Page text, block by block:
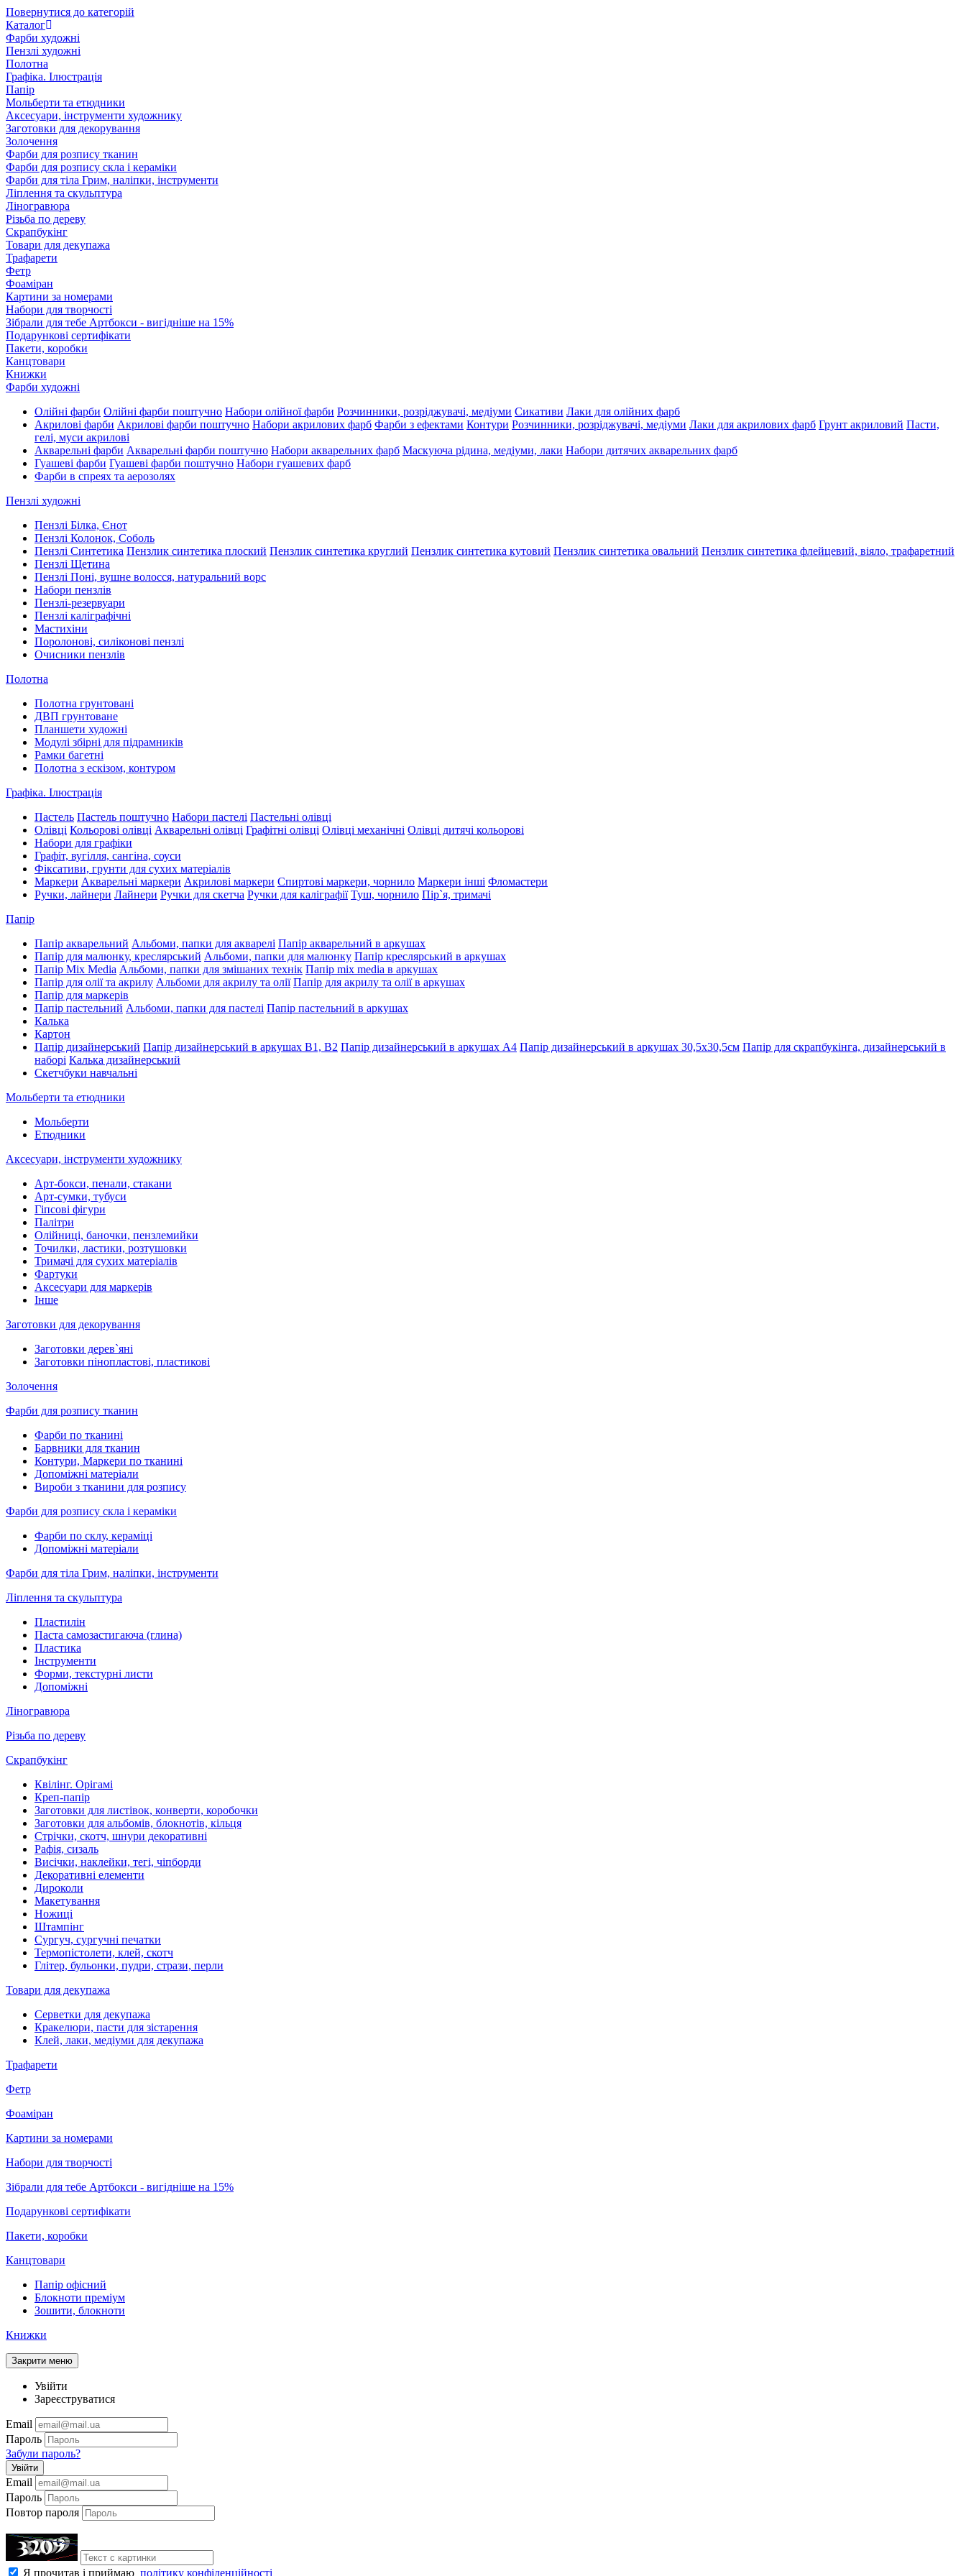
Повернутися до категорій
Каталог
Фарби художні
Пензлі художні
Полотна
Графіка. Ілюстрація
Папір
Мольберти та етюдники
Аксесуари, інструменти художнику
Заготовки для декорування
Золочення
Фарби для розпису тканин
Фарби для розпису скла і кераміки
Фарби для тіла Грим, наліпки, інструменти
Ліплення та скульптура
Ліногравюра
Різьба по дереву
Скрапбукінг
Товари для декупажа
Трафарети
Фетр
Фоаміран
Картини за номерами
Набори для творчості
Зібрали для тебе Артбокси - вигідніше на 15%
Подарункові сертифікати
Пакети, коробки
Канцтовари
Книжки
Фарби художні
Олійні фарби Олійні фарби поштучно Набори олійної фарби Розчинники, розріджувачі, медіуми Сикативи Лаки для олійних фарб
Акрилові фарби Акрилові фарби поштучно Набори акрилових фарб Фарби з ефектами Контури Розчинники, розріджувачі, медіуми Лаки для акрилових фарб Грунт акриловий Пасти,
гелі, муси акрилові
Акварельні фарби Акварельні фарби поштучно Набори акварельних фарб Маскуюча рідина, медіуми, лаки Набори дитячих акварельних фарб
Гуашеві фарби Гуашеві фарби поштучно Набори гуашевих фарб
Фарби в спреях та аерозолях
Пензлі художні
Пензлі Білка, Єнот
Пензлі Колонок, Соболь
Пензлі Синтетика Пензлик синтетика плоский Пензлик синтетика круглий Пензлик синтетика кутовий Пензлик синтетика овальний Пензлик синтетика флейцевий, віяло, трафаретний
Пензлі Щетина
Пензлі Поні, вушне волосся, натуральний ворс
Набори пензлів
Пензлі-резервуари
Пензлі каліграфічні
Мастихіни
Поролонові, силіконові пензлі
Очисники пензлів
Полотна
Полотна грунтовані
ДВП грунтоване
Планшети художні
Модулі збірні для підрамників
Рамки багетні
Полотна з ескізом, контуром
Графіка. Ілюстрація
Пастель Пастель поштучно Набори пастелі Пастельні олівці
Олівці Кольорові олівці Акварельні олівці Графітні олівці Олівці механічні Олівці дитячі кольорові
Набори для графіки
Графіт, вугілля, сангіна, соуси
Фіксативи, грунти для сухих матеріалів
Маркери Акварельні маркери Акрилові маркери Спиртові маркери, чорнило Маркери інші Фломастери
Ручки, лайнери Лайнери Ручки для скетча Ручки для каліграфії Туш, чорнило Пір`я, тримачі
Папір
Папір акварельний Альбоми, папки для акварелі Папір акварельний в аркушах
Папір для малюнку, креслярський Альбоми, папки для малюнку Папір креслярський в аркушах
Папір Mix Media Альбоми, папки для змішаних технік Папір mix media в аркушах
Папір для олії та акрилу Альбоми для акрилу та олії Папір для акрилу та олії в аркушах
Папір для маркерів
Папір пастельний Альбоми, папки для пастелі Папір пастельний в аркушах
Калька
Картон
Папір дизайнерський Папір дизайнерський в аркушах В1, В2 Папір дизайнерський в аркушах А4 Папір дизайнерський в аркушах 30,5х30,5см Папір для скрапбукінга, дизайнерський в
наборі Калька дизайнерський
Скетчбуки навчальні
Мольберти та етюдники
Мольберти
Етюдники
Аксесуари, інструменти художнику
Арт-бокси, пенали, стакани
Арт-сумки, тубуси
Гіпсові фігури
Палітри
Олійниці, баночки, пензлемийки
Точилки, ластики, розтушовки
Тримачі для сухих матеріалів
Фартуки
Аксесуари для маркерів
Інше
Заготовки для декорування
Заготовки дерев`яні
Заготовки пінопластові, пластикові
Золочення
Фарби для розпису тканин
Фарби по тканині
Барвники для тканин
Контури, Маркери по тканині
Допоміжні матеріали
Вироби з тканини для розпису
Фарби для розпису скла і кераміки
Фарби по склу, кераміці
Допоміжні матеріали
Фарби для тіла Грим, наліпки, інструменти
Ліплення та скульптура
Пластилін
Паста самозастигаюча (глина)
Пластика
Інструменти
Форми, текстурні листи
Допоміжні
Ліногравюра
Різьба по дереву
Скрапбукінг
Квілінг. Орігамі
Креп-папір
Заготовки для листівок, конверти, коробочки
Заготовки для альбомів, блокнотів, кільця
Стрічки, скотч, шнури декоративні
Рафія, сизаль
Висічки, наклейки, тегі, чіпборди
Декоративні елементи
Дироколи
Макетування
Ножиці
Штампінг
Сургуч, сургучні печатки
Термопістолети, клей, скотч
Глітер, бульонки, пудри, стрази, перли
Товари для декупажа
Серветки для декупажа
Кракелюри, пасти для зістарення
Клей, лаки, медіуми для декупажа
Трафарети
Фетр
Фоаміран
Картини за номерами
Набори для творчості
Зібрали для тебе Артбокси - вигідніше на 15%
Подарункові сертифікати
Пакети, коробки
Канцтовари
Папір офісний
Блокноти преміум
Зошити, блокноти
Книжки
Закрити меню
Увійти
Зареєструватися
Email
Пароль
Забули пароль?
Увійти
Email
Пароль
Повтор пароля
Я прочитав і приймаю політику конфіденційності